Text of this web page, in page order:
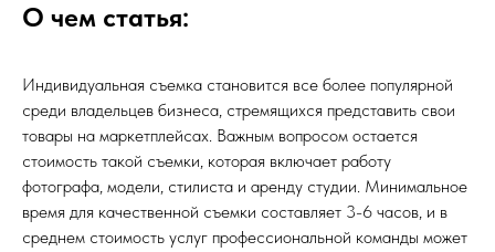
О чем статья:
Индивидуальная съемка становится все более популярной
среди владельцев бизнеса, стремящихся представить свои
товары на маркетплейсах. Важным вопросом остается
стоимость такой съемки, которая включает работу
фотографа, модели, стилиста и аренду студии. Минимальное
время для качественной съемки составляет 3-6 часов, и в
среднем стоимость услуг профессиональной команды может